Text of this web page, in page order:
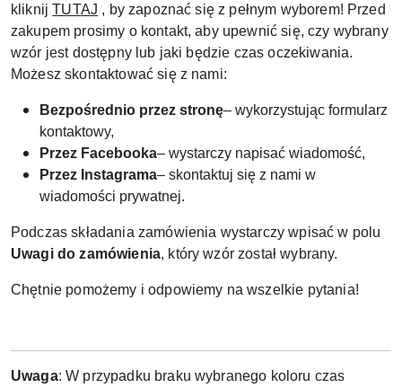
kliknijTUTAJ , by zapoznać się z pełnym wyborem! Przed
zakupem prosimy o kontakt, aby upewnić się, czy wybrany
wzór jest dostępny lub jaki będzie czas oczekiwania.
Możesz skontaktować się z nami:
Bezpośrednio przez stronę– wykorzystując formularz
kontaktowy,
Przez Facebooka– wystarczy napisać wiadomość,
Przez Instagrama– skontaktuj się z nami w
wiadomości prywatnej.
Podczas składania zamówienia wystarczy wpisać w polu
Uwagi do zamówienia, który wzór został wybrany.
Chętnie pomożemy i odpowiemy na wszelkie pytania!
Uwaga: W przypadku braku wybranego koloru czas